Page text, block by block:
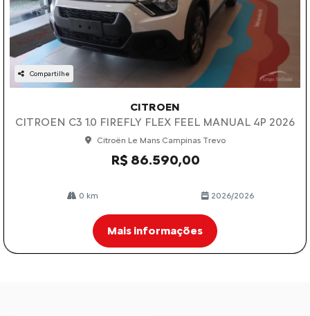
Compartilhe
CITROEN
CITROEN C3 1.0 FIREFLY FLEX FEEL MANUAL 4P 2026
Citroën Le Mans Campinas Trevo
R$ 86.590,00
0 km 2026/2026
Mais informações